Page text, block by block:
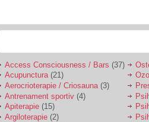
sa se manifeste o
Ma aflu aici pentru ca
vreau sa stiu daca am
nevoie de un psiholog
sau psihiatru.
Access Consciousness / Bars (37)
Acupunctura(21)
Aerocrioterapie / Criosauna (3)
Antrenament sportiv (4)
Apiterapie (15)
Argiloterapie (2)